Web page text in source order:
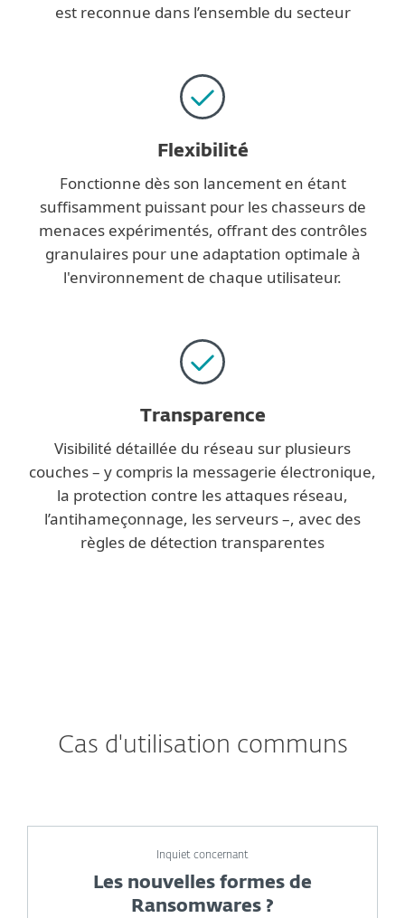
est reconnue dans l’ensemble du secteur
Flexibilité
Fonctionne dès son lancement en étant
suffisamment puissant pour les chasseurs de
menaces expérimentés, offrant des contrôles
granulaires pour une adaptation optimale à
l'environnement de chaque utilisateur.
Transparence
Visibilité détaillée du réseau sur plusieurs
couches – y compris la messagerie électronique,
la protection contre les attaques réseau,
l’antihameçonnage, les serveurs –, avec des
règles de détection transparentes
Cas d'utilisation communs
Inquiet concernant
Les nouvelles formes de
Ransomwares ?